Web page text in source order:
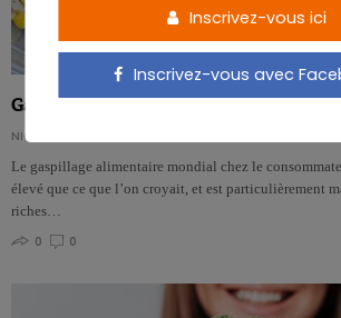
Gaspillage alimentaire dans le monde: la
NICOLAS GUGGENBÜHL
Le gaspillage alimentaire mondial chez le
élevé que ce que l’on croyait, et est particulièrement
riches…
0
0
Inscrivez-vous ici
Inscrivez-vous avec